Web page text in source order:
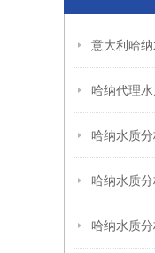
意大利哈
哈纳代理
哈纳水质
哈纳水质
哈纳水质